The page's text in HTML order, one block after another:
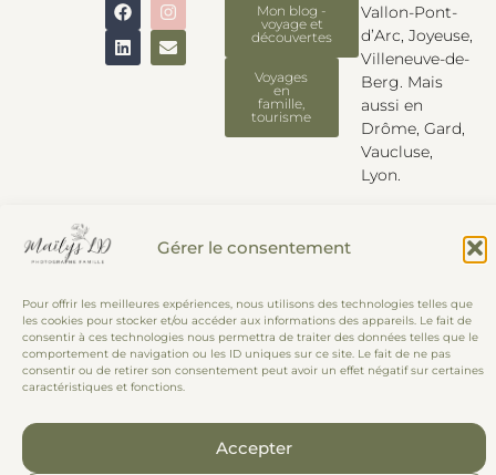
Gérer le consentement
Pour offrir les meilleures expériences, nous utilisons des technologies telles que
les cookies pour stocker et/ou accéder aux informations des appareils. Le fait de
consentir à ces technologies nous permettra de traiter des données telles que le
comportement de navigation ou les ID uniques sur ce site. Le fait de ne pas
consentir ou de retirer son consentement peut avoir un effet négatif sur certaines
caractéristiques et fonctions.
Accepter
Mon blog -
voyage et
découvertes
Voyages
en
famille,
tourisme
Vallon-Pont-
d’Arc, Joyeuse,
Villeneuve-de-
Berg. Mais
aussi en
Drôme, Gard,
Vaucluse,
Lyon.
Photographe Ardèche – Aubenas | Photographe Aubenas – Ardèche |
Photographe Drôme – Montélimar – Valence | Photographe Vals-les-
Bains – Les Vans | Photographe Provence
Copyright 2020 – 2025,
photographies et textes non libres
de droits.
Mentions légales,
CGVet